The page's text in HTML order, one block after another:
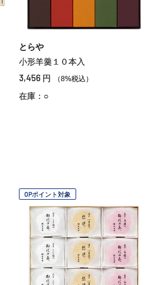
とらや
小形羊羹１０本入
3,456 円 （8%税込）
在庫：○
OPポイント対象